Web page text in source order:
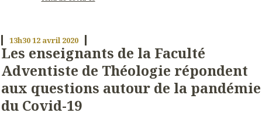
13h3012 avril 2020
Les enseignants de la Faculté
Adventiste de Théologie répondent
aux questions autour de la pandémie
du Covid-19